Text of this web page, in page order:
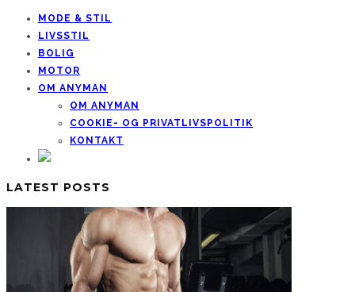
MODE & STIL
LIVSSTIL
BOLIG
MOTOR
OM ANYMAN
OM ANYMAN
COOKIE- OG PRIVATLIVSPOLITIK
KONTAKT
LATEST POSTS